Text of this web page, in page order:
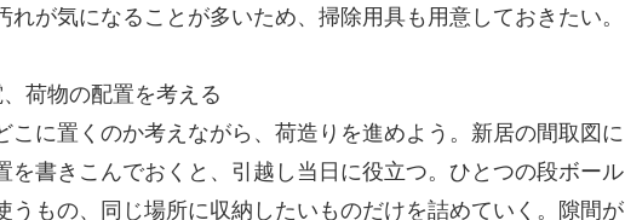
れが気になることが多いため、掃除用具も用意しておきたい。
、荷物の配置を考える
に置くのか考えながら、荷造りを進めよう。新居の間取図に
を書きこんでおくと、引越し当日に役立つ。ひとつの段ボール
うもの、同じ場所に収納したいものだけを詰めていく。隙間が